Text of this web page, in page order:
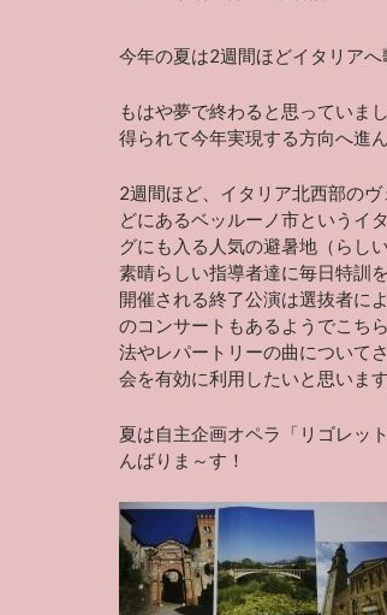
今年の夏は2週間ほどイタリア
もはや夢で終わると思っていま
得られて今年実現する方向へ進
2週間ほど、イタリア北西部の
どにあるベッルーノ市というイ
グにも入る人気の避暑地（らし
素晴らしい指導者達に毎日特訓
開催される終了公演は選抜者に
のコンサートもあるようでこ
法やレパートリーの曲について
会を有効に利用したいと思います
夏は自主企画オペラ「リゴレ
んばりま～す！